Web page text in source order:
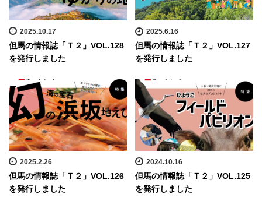
2025.10.17
但馬の情報誌「Ｔ２」VOL.128
を発行しました
2025.6.16
但馬の情報誌「Ｔ２」VOL.127
を発行しました
2025.2.26
但馬の情報誌「Ｔ２」VOL.126
を発行しました
2024.10.16
但馬の情報誌「Ｔ２」VOL.125
を発行しました